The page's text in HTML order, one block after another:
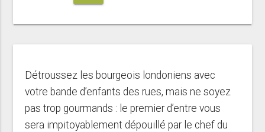
Détroussez les bourgeois londoniens avec
votre bande d’enfants des rues, mais ne soyez
pas trop gourmands : le premier d’entre vous
sera impitoyablement dépouillé par le chef du